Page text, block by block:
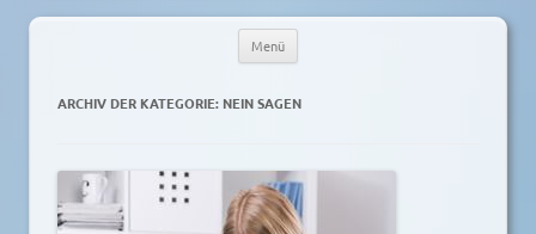
ARCHIV DER KATEGORIE: NEIN SAGEN
Menü
springen